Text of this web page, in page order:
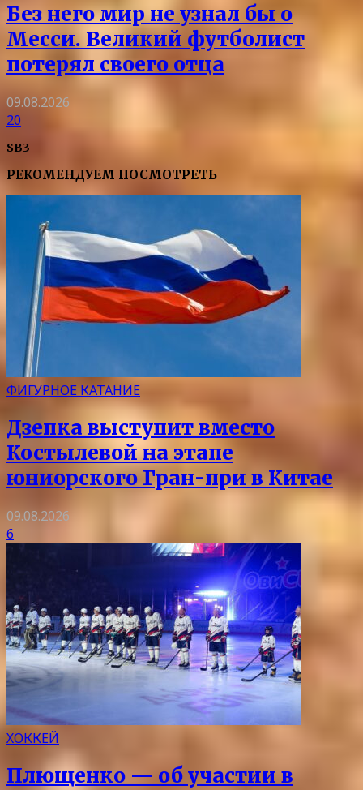
Без него мир не узнал бы о
Месси. Великий футболист
потерял своего отца
09.08.2026
20
SB3
РЕКОМЕНДУЕМ ПОСМОТРЕТЬ
ФИГУРНОЕ КАТАНИЕ
Дзепка выступит вместо
Костылевой на этапе
юниорского Гран-при в Китае
09.08.2026
6
ХОККЕЙ
Плющенко — об участии в